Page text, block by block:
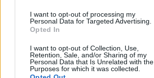
I want to opt-out of processing my
Personal Data for Targeted Advertising.
Opted In
I want to opt-out of Collection, Use,
Retention, Sale, and/or Sharing of my
Personal Data that Is Unrelated with the
Purposes for which it was collected.